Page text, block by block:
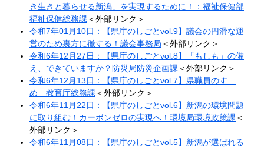
き生きと暮らせる新潟」を実現するために！：福祉保健部
福祉保健総務課 ＜外部リンク＞
令和7年01月10日：【県庁のしごとvol.9】議会の円滑な運
営のため裏方に徹する！議会事務局 ＜外部リンク＞
令和6年12月27日：​【県庁のしごとvol.8】「もしも」の備
え、できていますか？防災局防災企画課​ ＜外部リンク＞
令和6年12月13日：【県庁のしごとvol.7】県職員のすゝ
め 教育庁総務課​​ ＜外部リンク＞
令和6年11月22日：【県庁のしごとvol.6】新潟の環境問題
に取り組む！カーボンゼロの実現へ！環境局環境政策課 ＜
外部リンク＞
令和6年11月08日：【県庁のしごとvol.5】新潟が選ばれる